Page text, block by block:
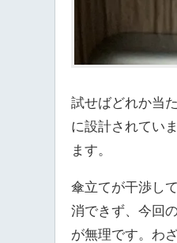
試せばどれか当
に設計されてい
ます。
傘立てが干渉し
消できず、今回
が無理です。わ